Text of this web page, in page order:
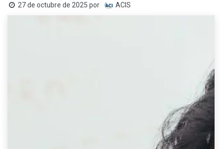
27 de octubre de 2025 por ACIS